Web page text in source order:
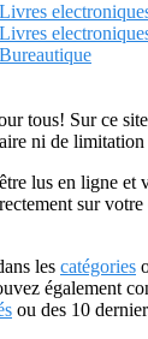
Livres
Livres
Bureautique
tous! Sur ce
ni de limitation
lus en ligne et
sur votre
les catégories
également
ou des 10